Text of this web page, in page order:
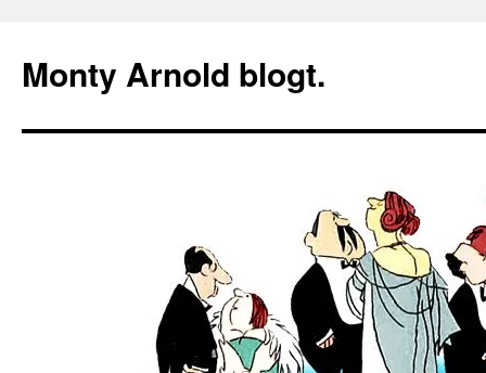
springen
Monty Arnold blogt.